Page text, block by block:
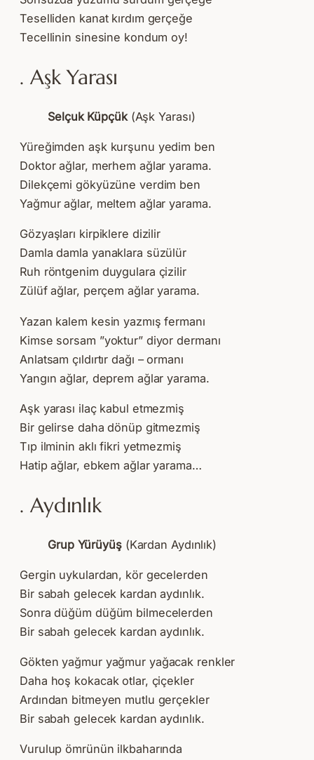
Teselliden kanat kırdım gerçeğe
Tecellinin sinesine kondum oy!
. Aşk Yarası
Selçuk Küpçük(Aşk Yarası)
Yüreğimden aşk kurşunu yedim ben
Doktor ağlar, merhem ağlar yarama.
Dilekçemi gökyüzüne verdim ben
Yağmur ağlar, meltem ağlar yarama.
Gözyaşları kirpiklere dizilir
Damla damla yanaklara süzülür
Ruh röntgenim duygulara çizilir
Zülüf ağlar, perçem ağlar yarama.
Yazan kalem kesin yazmış fermanı
Kimse sorsam ”yoktur” diyor dermanı
Anlatsam çıldırtır dağı – ormanı
Yangın ağlar, deprem ağlar yarama.
Aşk yarası ilaç kabul etmezmiş
Bir gelirse daha dönüp gitmezmiş
Tıp ilminin aklı fikri yetmezmiş
Hatip ağlar, ebkem ağlar yarama…
. Aydınlık
Grup Yürüyüş(Kardan Aydınlık)
Gergin uykulardan, kör gecelerden
Bir sabah gelecek kardan aydınlık.
Sonra düğüm düğüm bilmecelerden
Bir sabah gelecek kardan aydınlık.
Gökten yağmur yağmur yağacak renkler
Daha hoş kokacak otlar, çiçekler
Ardından bitmeyen mutlu gerçekler
Bir sabah gelecek kardan aydınlık.
Vurulup ömrünün ilkbaharında